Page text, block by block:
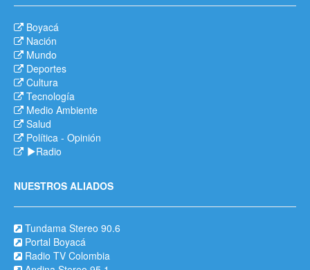
Boyacá
Nación
Mundo
Deportes
Cultura
Tecnología
Medio Ambiente
Salud
Política - Opinión
Radio
NUESTROS ALIADOS
Tundama Stereo 90.6
Portal Boyacá
Radio TV Colombia